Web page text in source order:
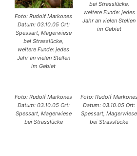
Foto: Rudolf Markones
Datum: 03.10.05 Ort:
Spessart, Magerwiese
bei Strasslücke,
weitere Funde: jedes
Jahr an vielen Stellen
im Gebiet
bei Strasslücke,
weitere Funde: jedes
Jahr an vielen Stellen
im Gebiet
Foto: Rudolf Markones
Datum: 03.10.05 Ort:
Spessart, Magerwiese
bei Strasslücke
Foto: Rudolf Markones
Datum: 03.10.05 Ort:
Spessart, Magerwiese
bei Strasslücke